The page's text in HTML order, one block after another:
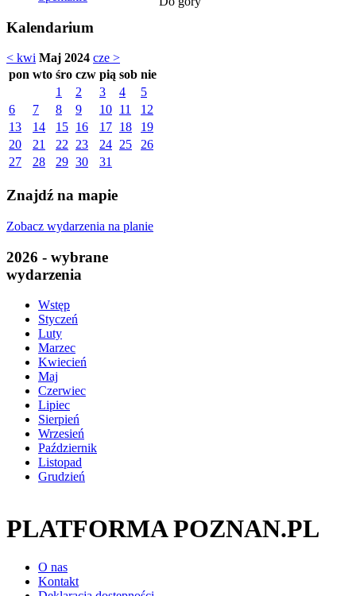
Kalendarium
< kwi Maj 2024 cze >
pon wto śro czw pią sob nie
1
2 3 4
5
6
7 8 9 10 11
12
13
14 15 16 17 18
19
20
21 22 23 24 25
26
27
28 29 30 31
Znajdź na mapie
Zobacz wydarzenia na planie
2026 - wybrane
wydarzenia
Wstęp
Styczeń
Luty
Marzec
Kwiecień
Maj
Czerwiec
Lipiec
Sierpień
Wrzesień
Październik
Listopad
Grudzień
PLATFORMA POZNAN.PL
O nas
Kontakt